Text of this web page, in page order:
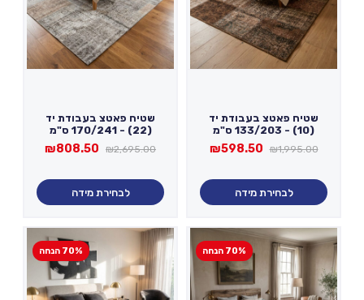
שטיח פאטצ בעבודת יד
(10) - 133/203 ס"מ
₪1,995.00
המחיר
₪1,995.00.
₪598.50
המחיר
₪598.50.
לבחירת מידה
שטיח פאטצ בעבודת יד
(22) - 170/241 ס"מ
₪2,695.00
המחיר
₪2,695.00.
₪808.50
המחיר
לבחירת מידה
70% הנחה 70% הנחה